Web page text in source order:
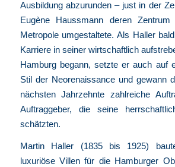
Ausbildung abzurunden – just in der
Eugène Haussmann deren
Metropole umgestaltete. Als Haller
Karriere in seiner wirtschaftlich
Hamburg begann, setzte er auch auf
Stil der Neorenaissance und gewann
nächsten Jahrzehnte zahlreiche
Auftraggeber, die seine
schätzten.
Martin Haller (1835 bis 1925)
luxuriöse Villen für die Hamburger